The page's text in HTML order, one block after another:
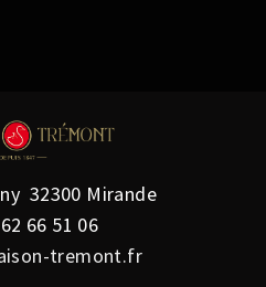
32300 Mirande
66 51 06
tremont.fr